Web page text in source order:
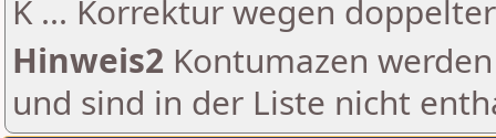
K ... Korrektur wegen
Hinweis2 Kontumazen
und sind in der Liste nicht